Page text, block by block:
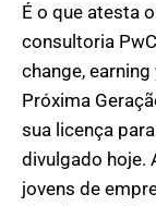
É o que atesta
consultoria
change,
Próxima
sua licença
divulgado hoje.
jovens de